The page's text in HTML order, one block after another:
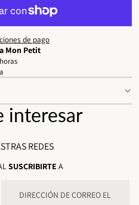
de pago
Mon Petit
interesar
REDES
SUSCRIBIRTE A